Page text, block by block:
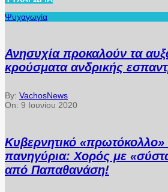
Ψυχαγωγία
Ανησυχία προκαλούν τα
κρούσματα ανδρικής
By: VachosNews
On: 9 Ιουνίου 2020
Κυβερνητικό «πρωτόκολλο»
πανηγύρια: Χορός με
από Παπαθανάση!